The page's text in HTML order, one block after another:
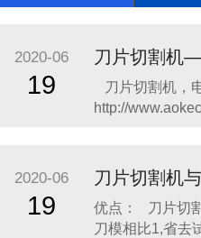
2020-06
19
刀片切割机
刀片切割机，
http://
胶、柔性线路板
学材料、薄膜按
2020-06
19
优点： 刀片切
刀模相比1,省去